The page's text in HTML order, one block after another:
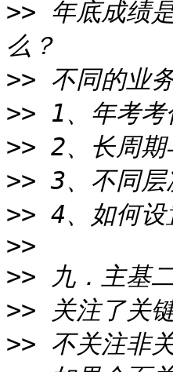
>> 年底成绩
>>
>>
>>
>>
>>
>>
>>
>>
>>